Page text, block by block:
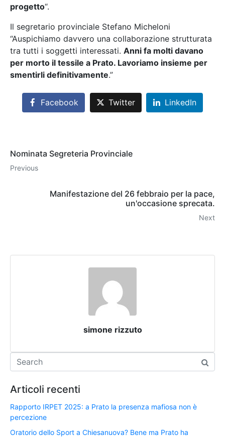
progetto“.
Il segretario provinciale Stefano Micheloni
“Auspichiamo davvero una collaborazione strutturata
tra tutti i soggetti interessati. Anni fa molti davano
per morto il tessile a Prato. Lavoriamo insieme per
smentirli definitivamente.”
Facebook Twitter LinkedIn
Nominata Segreteria Provinciale
Previous
Manifestazione del 26 febbraio per la pace,
un'occasione sprecata.
Next
simone rizzuto
Articoli recenti
Rapporto IRPET 2025: a Prato la presenza mafiosa non è
percezione
Oratorio dello Sport a Chiesanuova? Bene ma Prato ha